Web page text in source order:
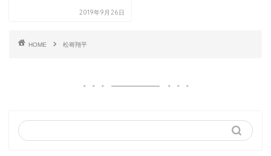
2019年9月26日
HOME 松㟢翔平